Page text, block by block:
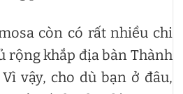
còn có rất nhiều chi
rộng khắp địa bàn Thành
vậy, cho dù bạn ở đâu,